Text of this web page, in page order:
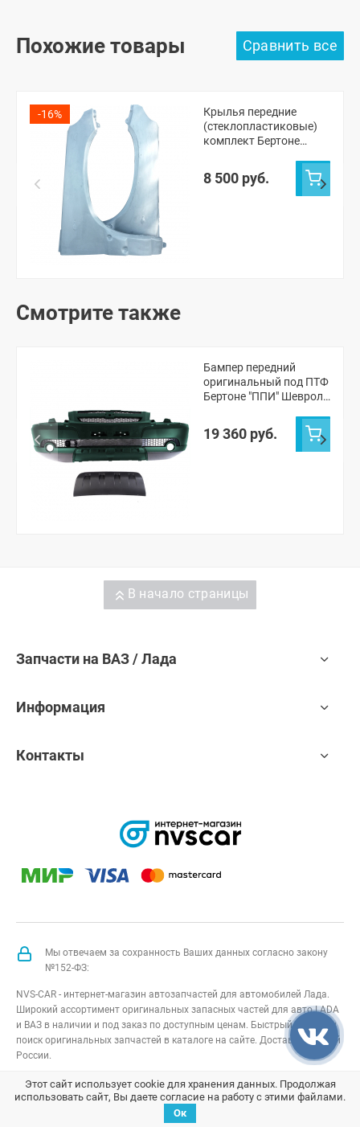
Похожие товары
-16%
Крылья передние
(стеклопластиковые)
комплект Бертоне
(неокрашенное)
8 500 руб.
Смотрите также
Бампер передний
оригинальный под ПТФ
Бертоне "ППИ" Шевроле
19 360 руб.
В начало страницы
Запчасти на ВАЗ / Лада
Информация
Контакты
Мы отвечаем за сохранность Ваших данных согласно закону
№152-ФЗ:
NVS-CAR - интернет-магазин автозапчастей для автомобилей Лада.
Широкий ассортимент оригинальных запасных частей для авто LADA
и ВАЗ в наличии и под заказ по доступным ценам. Быстрый подбор и
поиск оригинальных запчастей в каталоге на сайте. Доставка по всей
России.
NVS-CAR© 2014 –2026Все права защищеныкарта сайта;
Договор оферта; Политика конфиденциальности
Этот сайт использует cookie для хранения данных. Продолжая
использовать сайт, Вы даете согласие на работу с этими файлами.
Ок